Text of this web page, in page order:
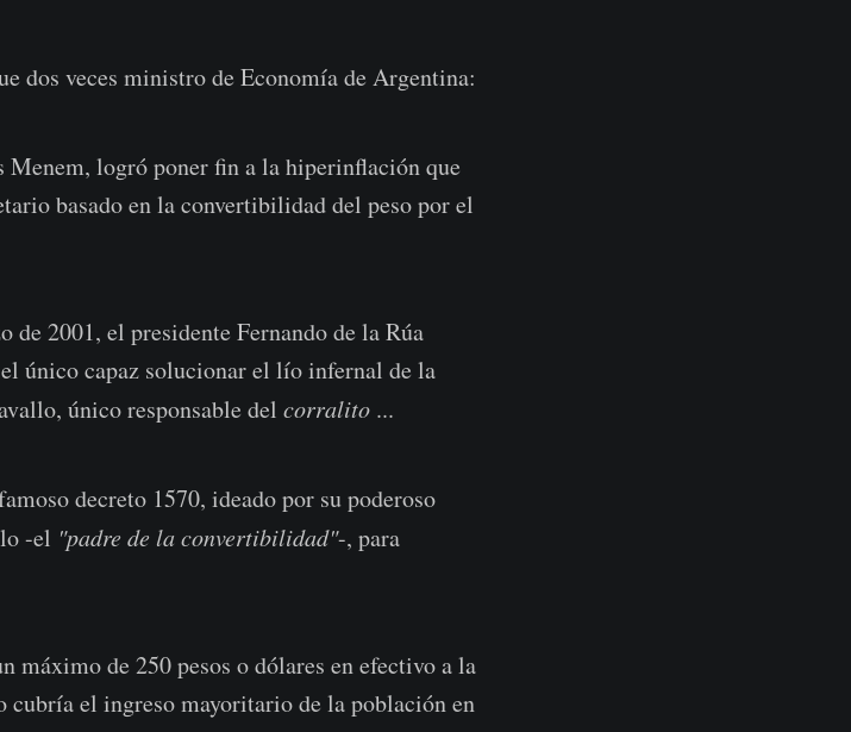
dos veces ministro de Economía de Argentina:
Menem, logró poner fin a la hiperinflación que
basado en la convertibilidad del peso por el
de 2001, el presidente Fernando de la Rúa
único capaz solucionar el lío infernal de la
único responsable del corralito ...
decreto 1570, ideado por su poderoso
-el "padre de la convertibilidad"-, para
máximo de 250 pesos o dólares en efectivo a la
cubría el ingreso mayoritario de la población en